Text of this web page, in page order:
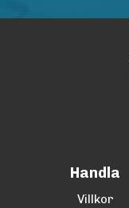
Handla
Villkor